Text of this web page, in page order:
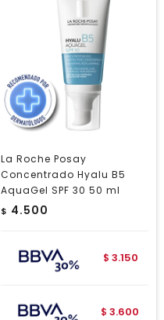
La Roche Posay
Concentrado Hyalu B5
AquaGel SPF 30 50 ml
$ 4.500
$ 3.150
$ 3.600